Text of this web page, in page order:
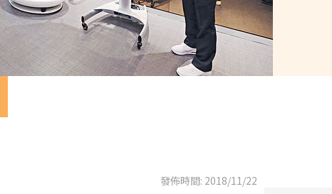
發佈時間: 2018/11/22